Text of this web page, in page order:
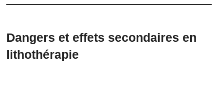
Dangers et effets secondaires en
lithothérapie